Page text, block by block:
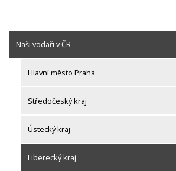
Naši vodaři v ČR
Hlavní město Praha
Středočeský kraj
Ústecký kraj
Liberecký kraj